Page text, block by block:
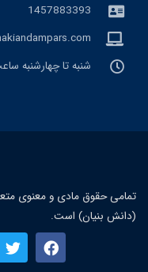
1457883393
شنبه تا چهارشنبه ساعت 8
تمامی حقوق مادی و معنوی
(دانش بنیان) است.